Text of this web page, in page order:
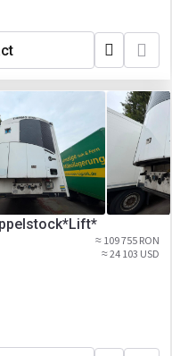
≈ 109 755 RON
≈ 24 103 USD